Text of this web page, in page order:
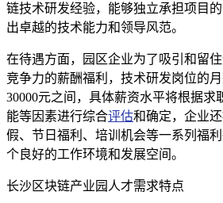
链技术研发经验，能够独立承担项目
出卓越的技术能力和领导风范。
在待遇方面，园区企业为了吸引和留
竞争力的薪酬福利，技术研发岗位的
30000元之间，具体薪资水平将根据求
能等因素进行综合评估和确定，企业
假、节日福利、培训机会等一系列福
个良好的工作环境和发展空间。
长沙区块链产业园人才需求特点